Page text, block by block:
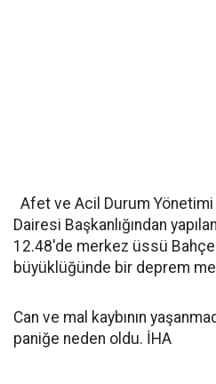
Afet ve Acil Durum Yönetimi
Dairesi Başkanlığından
12.48'de merkez üssü
büyüklüğünde bir deprem
Can ve mal kaybının
paniğe neden oldu. İHA